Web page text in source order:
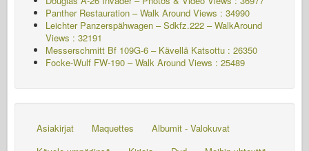
Panther Restauration – Walk Around Views : 34990
Leichter Panzerspähwagen – Sdkfz.222 – WalkAround
Views : 32191
Messerschmitt Bf 109G-6 – Kävellä Katsottu : 26350
Focke-Wulf FW-190 – Walk Around Views : 25489
Asiakirjat Maquettes
Albumit - Valokuvat